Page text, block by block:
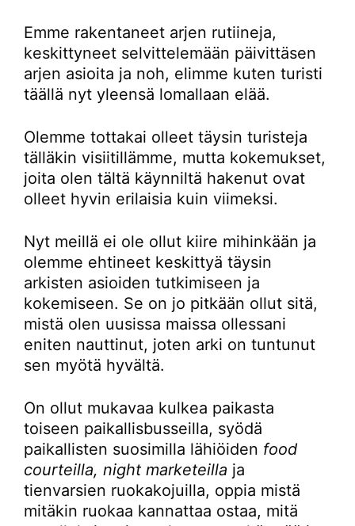
Emme rakentaneet arjen rutiineja,
keskittyneet selvittelemään päivittäsen
arjen asioita ja noh, elimme kuten turisti
täällä nyt yleensä lomallaan elää.
Olemme tottakai olleet täysin turisteja
tälläkin visiitillämme, mutta kokemukset,
joita olen tältä käynniltä hakenut ovat
olleet hyvin erilaisia kuin viimeksi.
Nyt meillä ei ole ollut kiire mihinkään ja
olemme ehtineet keskittyä täysin
arkisten asioiden tutkimiseen ja
kokemiseen. Se on jo pitkään ollut sitä,
mistä olen uusissa maissa ollessani
eniten nauttinut, joten arki on tuntunut
sen myötä hyvältä.
On ollut mukavaa kulkea paikasta
toiseen paikallisbusseilla, syödä
paikallisten suosimilla lähiöiden food
courteilla, night marketeilla ja
tienvarsien ruokakojuilla, oppia mistä
mitäkin ruokaa kannattaa ostaa, mitä